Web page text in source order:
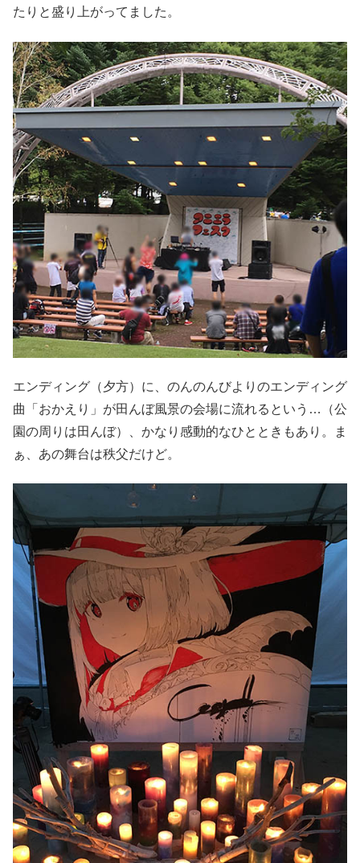
たりと盛り上がってました。
エンディング（夕方）に、のんのんびよりのエンディング
曲「おかえり」が田んぼ風景の会場に流れるという…（公
園の周りは田んぼ）、かなり感動的なひとときもあり。ま
ぁ、あの舞台は秩父だけど。